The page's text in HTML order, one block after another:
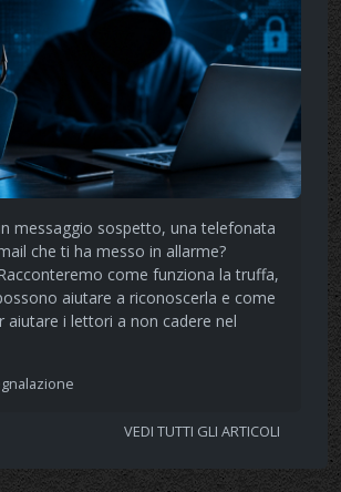
messaggio sospetto, una telefonata
che ti ha messo in allarme?
come funziona la truffa,
aiutare a riconoscerla e come
aiutare i lettori a non cadere nel
VEDI TUTTI GLI ARTICOLI